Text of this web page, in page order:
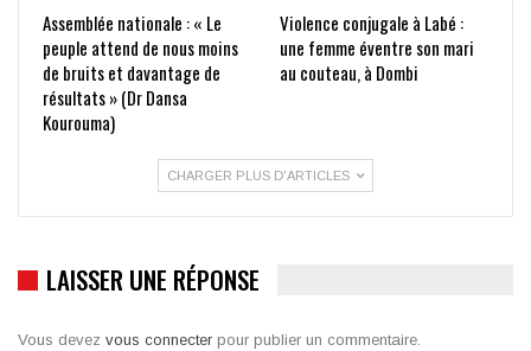
Assemblée nationale : « Le
peuple attend de nous moins
de bruits et davantage de
résultats » (Dr Dansa
Kourouma)
Violence conjugale à Labé :
une femme éventre son mari
au couteau, à Dombi
CHARGER PLUS D'ARTICLES
LAISSER UNE RÉPONSE
Vous devez vous connecter pour publier un commentaire.